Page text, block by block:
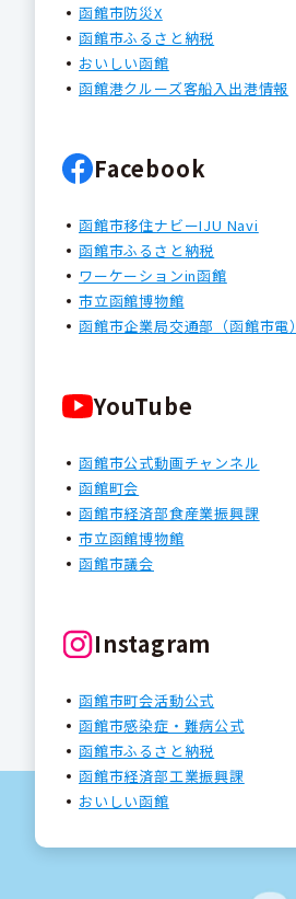
函館市防災X
函館市ふるさと納税
おいしい函館
函館港クルーズ客船入出港情報
Facebook
函館市移住ナビーIJU Navi
函館市ふるさと納税
ワーケーションin函館
市立函館博物館
函館市企業局交通部（函館市電）
YouTube
函館市公式動画チャンネル
函館町会
函館市経済部食産業振興課
市立函館博物館
函館市議会
Instagram
函館市町会活動公式
函館市感染症・難病公式
函館市ふるさと納税
函館市経済部工業振興課
おいしい函館